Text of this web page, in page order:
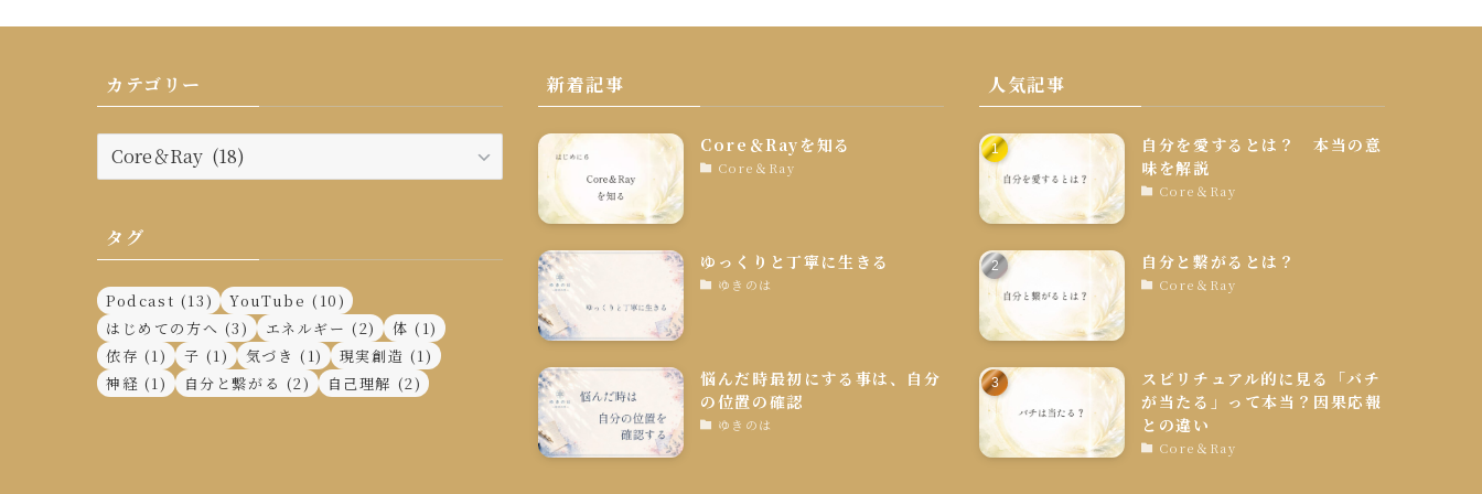
カテゴリー
カ
テ
リ
ー
タグ
Podcast (13) YouTube (10)
はじめての方へ (3) エネルギー (2) 体 (1)
依存 (1) 子 (1) 気づき (1) 現実創造 (1)
神経 (1) 自分と繋がる (2) 自己理解 (2)
新着記事
Core＆Rayを知る
Core＆Ray
ゆっくりと丁寧に生きる
ゆきのは
悩んだ時最初にする事は、自分
の位置の確認
ゆきのは
人気記事
自分を愛するとは？ 本当の意
味を解説
Core＆Ray
自分と繋がるとは？
Core＆Ray
スピリチュアル的に見る「バチ
が当たる」って本当？因果応報
との違い
Core＆Ray